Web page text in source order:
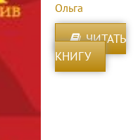
Ольга
ЧИТАТЬ
КНИГУ